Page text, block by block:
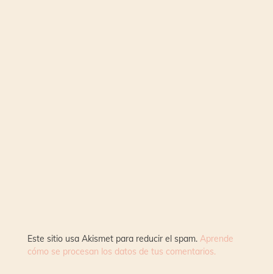
Este sitio usa Akismet para reducir el spam. Aprende
cómo se procesan los datos de tus comentarios.